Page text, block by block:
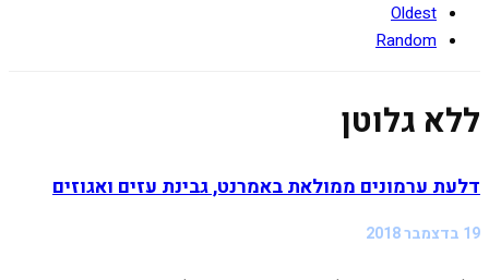
Oldest
Random
ללא גלוטן
דלעת ערמונים ממולאת באמרנט, גבינת עזים ואגוזים
19 בדצמבר 2018